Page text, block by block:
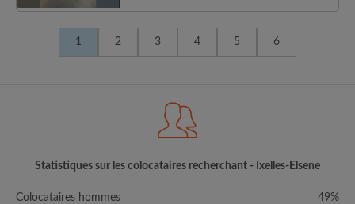
1 2 3 4 5 6
Statistiques sur les colocataires recherchant - Ixelles-Elsene
Colocataires hommes
49%